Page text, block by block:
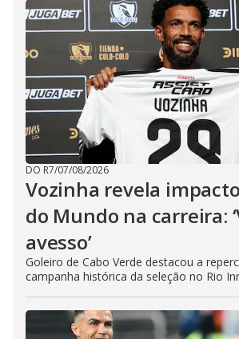
DO R7/07/08/2026
Vozinha revela
do Mundo na carreira:
avesso’
Goleiro de Cabo Verde destacou a
campanha histórica da seleção no Rio